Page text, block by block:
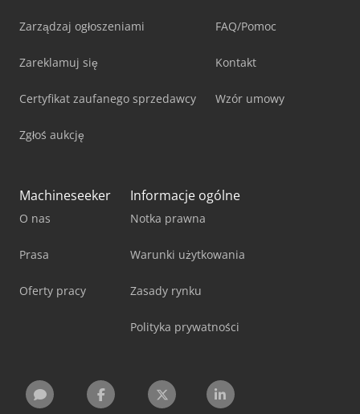
Zarządzaj ogłoszeniami
Zareklamuj się
Certyfikat zaufanego sprzedawcy
Zgłoś aukcję
FAQ/Pomoc
Kontakt
Wzór umowy
Machineseeker
O nas
Prasa
Oferty pracy
Informacje ogólne
Notka prawna
Warunki użytkowania
Zasady rynku
Polityka prywatności